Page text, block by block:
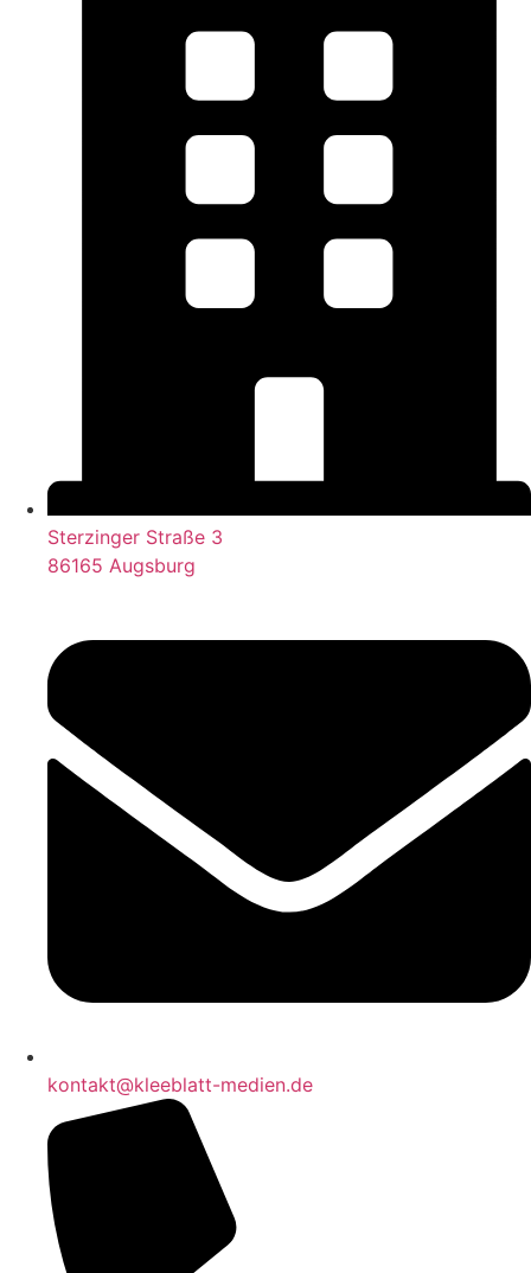
Sterzinger Straße 3
86165 Augsburg
kontakt@kleeblatt-medien.de